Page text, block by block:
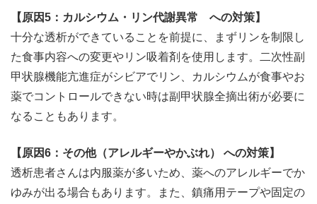
【原因5：カルシウム・リン代謝異常 への対策】
十分な透析ができていることを前提に、まずリンを制限し
た食事内容への変更やリン吸着剤を使用します。二次性副
甲状腺機能亢進症がシビアでリン、カルシウムが食事やお
薬でコントロールできない時は副甲状腺全摘出術が必要に
なることもあります。
【原因6：その他（アレルギーやかぶれ） への対策】
透析患者さんは内服薬が多いため、薬へのアレルギーでか
ゆみが出る場合もあります。また、鎮痛用テープや固定の